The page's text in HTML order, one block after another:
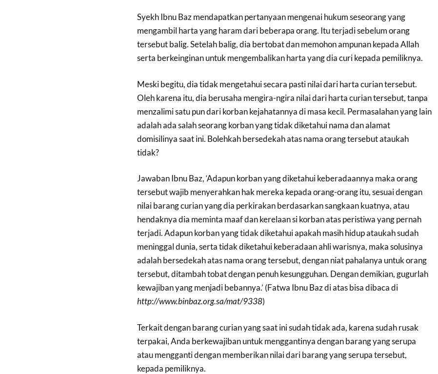
Syekh Ibnu Baz mendapatkan pertanyaan mengenai hukum seseorang yang
mengambil harta yang haram dari beberapa orang. Itu terjadi sebelum orang
tersebut balig. Setelah balig, dia bertobat dan memohon ampunan kepada Allah
serta berkeinginan untuk mengembalikan harta yang dia curi kepada pemiliknya.
Meski begitu, dia tidak mengetahui secara pasti nilai dari harta curian tersebut.
Oleh karena itu, dia berusaha mengira-ngira nilai dari harta curian tersebut, tanpa
menzalimi satu pun dari korban kejahatannya di masa kecil. Permasalahan yang lain
adalah ada salah seorang korban yang tidak diketahui nama dan alamat
domisilinya saat ini. Bolehkah bersedekah atas nama orang tersebut ataukah
tidak?
Jawaban Ibnu Baz, ‘Adapun korban yang diketahui keberadaannya maka orang
tersebut wajib menyerahkan hak mereka kepada orang-orang itu, sesuai dengan
nilai barang curian yang dia perkirakan berdasarkan sangkaan kuatnya, atau
hendaknya dia meminta maaf dan kerelaan si korban atas peristiwa yang pernah
terjadi. Adapun korban yang tidak diketahui apakah masih hidup ataukah sudah
meninggal dunia, serta tidak diketahui keberadaan ahli warisnya, maka solusinya
adalah bersedekah atas nama orang tersebut, dengan niat pahalanya untuk orang
tersebut, ditambah tobat dengan penuh kesungguhan. Dengan demikian, gugurlah
kewajiban yang menjadi bebannya.’ (Fatwa Ibnu Baz di atas bisa dibaca di
http://www.binbaz.org.sa/mat/9338)
Terkait dengan barang curian yang saat ini sudah tidak ada, karena sudah rusak
terpakai, Anda berkewajiban untuk menggantinya dengan barang yang serupa
atau mengganti dengan memberikan nilai dari barang yang serupa tersebut,
kepada pemiliknya.